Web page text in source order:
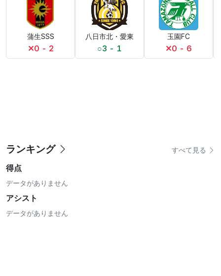
蒲生SSS
✕0 - 2
八日市北・愛東
○3 - 1
玉園FC
✕0 - 6
ランキング すべて見る
得点
データがありません
アシスト
データがありません